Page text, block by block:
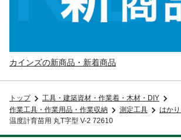
カインズの新商品・新着商品
トップ
工具・建築資材・作業着・木材・DIY
作業工具・作業用品・作業収納
測定工具
はか
温度計育苗用 丸T字型 V-2 72610